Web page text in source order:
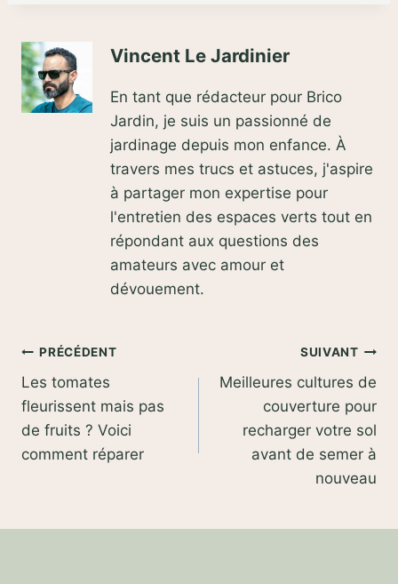
Vincent Le Jardinier
En tant que rédacteur pour Brico
Jardin, je suis un passionné de
jardinage depuis mon enfance. À
travers mes trucs et astuces, j'aspire
à partager mon expertise pour
l'entretien des espaces verts tout en
répondant aux questions des
amateurs avec amour et
dévouement.
Navigation
de
l’article
PRÉCÉDENT
Les tomates
fleurissent mais pas
de fruits ? Voici
comment réparer
SUIVANT
Meilleures cultures de
couverture pour
recharger votre sol
avant de semer à
nouveau